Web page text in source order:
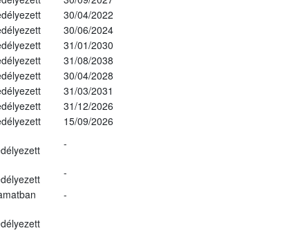
30/04/2022
30/06/2024
31/01/2030
31/08/2038
30/04/2028
31/03/2031
31/12/2026
15/09/2026
-
-
-